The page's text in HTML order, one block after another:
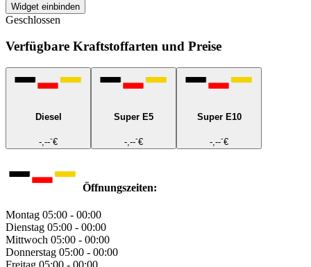
Widget einbinden
Geschlossen
Verfügbare Kraftstoffarten und Preise
Diesel
-,---€
Super E5
-,---€
Super E10
-,---€
Öffnungszeiten:
Montag 05:00 - 00:00
Dienstag 05:00 - 00:00
Mittwoch 05:00 - 00:00
Donnerstag 05:00 - 00:00
Freitag 05:00 - 00:00